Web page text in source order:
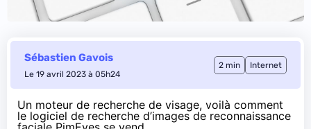
Sébastien Gavois
Le 19 avril 2023 à 05h24
2 min Internet
Un moteur de recherche de visage, voilà comment
le logiciel de recherche d’images de reconnaissance